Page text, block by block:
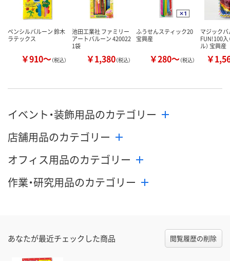
ペンシルバルーン 鈴木
ラテックス
￥910～（税込）
池田工業社 ファミリー
アートバルーン 420022
1袋
￥1,380（税込）
ふうせんスティック20
宝興産
￥280～（税込）
マジック
FUN!100入
ル） 宝興産
￥
イベント・装飾用品のカテゴリー
店舗用品のカテゴリー
オフィス用品のカテゴリー
作業・研究用品のカテゴリー
あなたが最近チェックした商品 閲覧履歴の削除